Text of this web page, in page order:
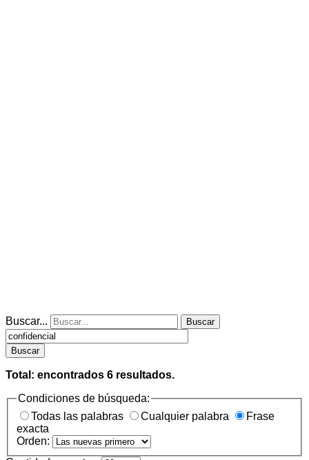
Buscar... Buscar
Buscar
Total: encontrados 6 resultados.
Condiciones de búsqueda:
Todas las palabras
Cualquier palabra
Frase
exacta
Orden: